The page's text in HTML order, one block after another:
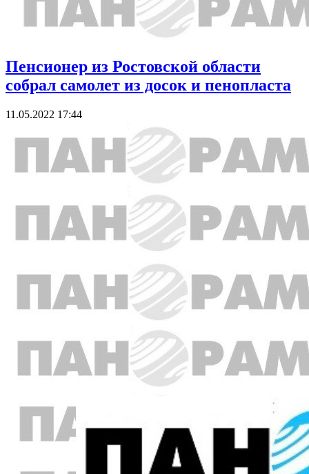
Пенсионер из Ростовской области
собрал самолет из досок и пенопласта
11.05.2022 17:44